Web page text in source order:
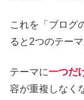
これを「ブログ
ると2つのテー
テーマに一つだ
容が重複しなく